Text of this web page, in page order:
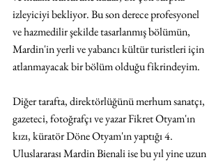
izleyiciyi bekliyor. Bu son derece profesyonel
ve hazmedilir şekilde tasarlanmış bölümün,
Mardin'in yerli ve yabancı kültür turistleri için
atlanmayacak bir bölüm olduğu fikrindeyim.
Diğer tarafta, direktörlüğünü merhum sanatçı,
gazeteci, fotoğrafçı ve yazar Fikret Otyam'ın
kızı, küratör Döne Otyam'ın yaptığı 4.
Uluslararası Mardin Bienali ise bu yıl yine uzun